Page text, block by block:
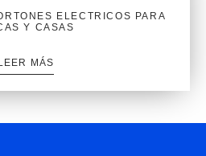
ELECTRICOS PARA
Y CASAS
MÁS